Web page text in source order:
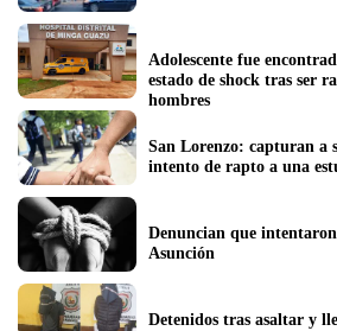
Adolescente fue
estado de shock tras ser
hombres
San Lorenzo: capturan a
intento de rapto a una
Denuncian que
Asunción
Detenidos tras asaltar y